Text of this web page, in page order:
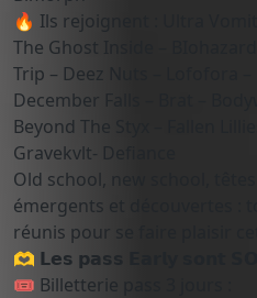
🔥 Ils rejoignent : Ultra Vomit
The Ghost Inside –
Trip – Deez Nuts – Lofofora –
December Falls – Brat –
Beyond The Styx – Fallen
Gravekvlt- Defiance
Old school, new school, têtes
émergents et découvertes :
réunis pour se faire plaisir cet
🫶 𝗟𝗲𝘀 𝗽𝗮𝘀𝘀 𝗘𝗮𝗿𝗹𝘆 𝘀𝗼𝗻𝘁
🎟️ Billetterie pass 3 jours :